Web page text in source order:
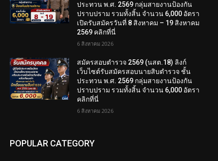
ประทวน พ.ศ. 2569 กลุ่มสายงานป้องกัน
ปราบปราม รวมทั้งสิ้น จำนวน 6,000 อัตรา
เปิดรับสมัครวันที่ 8 สิงหาคม – 19 สิงหาคม
2569 คลิกที่นี่
6 สิงหาคม 2026
สมัครสอบตํารวจ 2569 (นสต.18) ลิงก์
เว็บไซต์รับสมัครสอบนายสิบตำรวจ ชั้น
ประทวน พ.ศ. 2569 กลุ่มสายงานป้องกัน
ปราบปราม รวมทั้งสิ้น จำนวน 6,000 อัตรา
คลิกที่นี่
6 สิงหาคม 2026
POPULAR CATEGORY